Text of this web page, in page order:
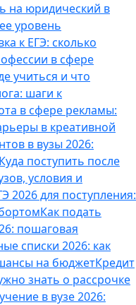
на юридический в
уровень
к ЕГЭ: сколько
в сфере
учиться и что
шаги к
в сфере рекламы:
в креативной
в вузы 2026:
Куда поступить после
условия и
для поступления:
Как подать
пошаговая
списки 2026: как
на бюджетКредит
знать о рассрочке
в вузе 2026: